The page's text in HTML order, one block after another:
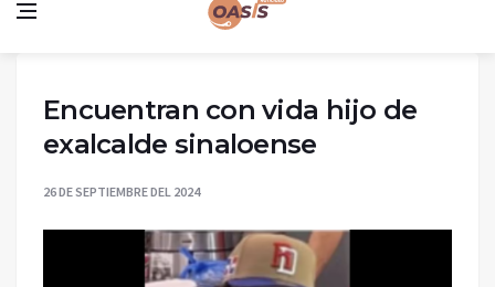
Encuentran con vida hijo de
exalcalde sinaloense
26 DE SEPTIEMBRE DEL 2024